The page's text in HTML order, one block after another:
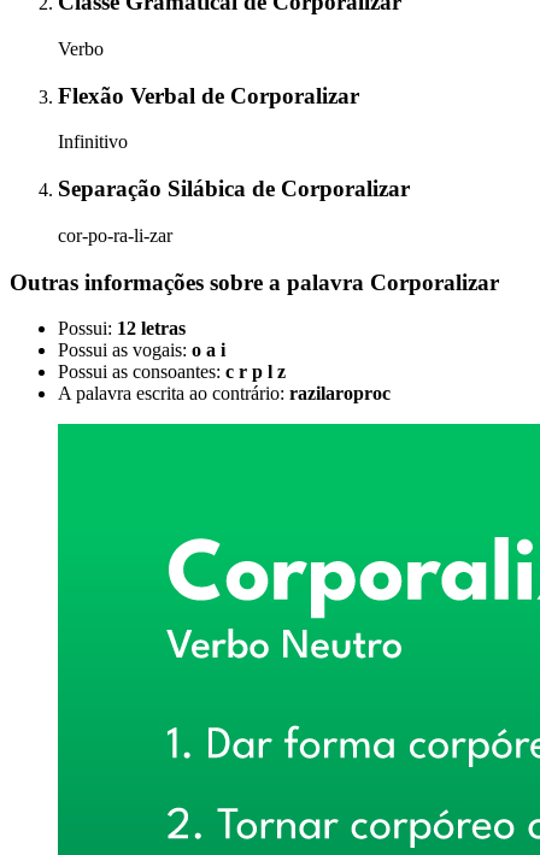
Verbo
Flexão Verbal de Corporalizar
Infinitivo
Separação Silábica de Corporalizar
cor-po-ra-li-zar
Outras informações sobre a palavra Corporalizar
Possui: 12 letras
Possui as vogais: o a i
Possui as consoantes: c r p l z
A palavra escrita ao contrário: razilaroproc